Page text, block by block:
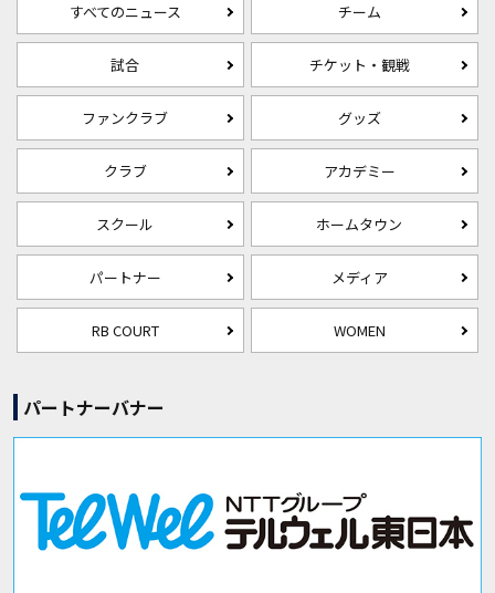
すべてのニュース チーム
試合 チケット・観戦
ファンクラブ グッズ
クラブ アカデミー
スクール ホームタウン
パートナー メディア
RB COURT WOMEN
パートナーバナー